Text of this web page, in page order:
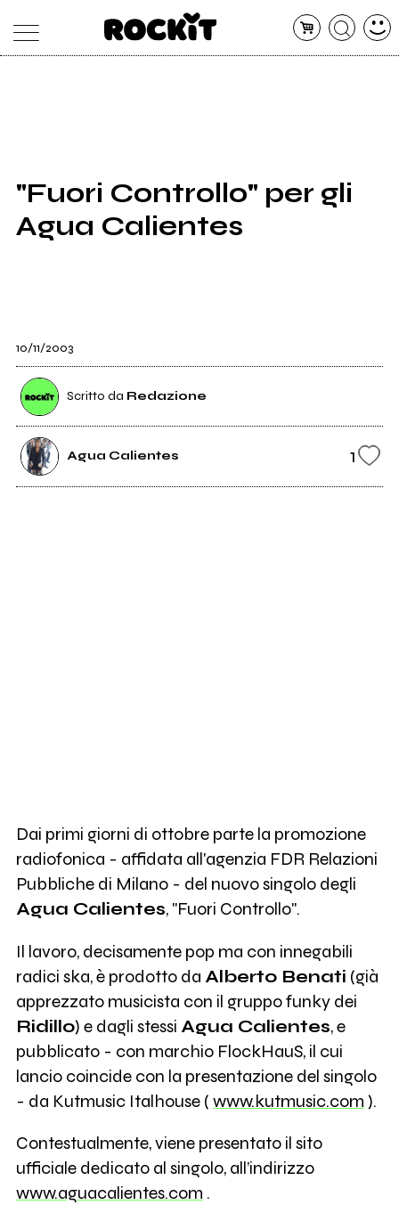
SHOP
RADIO
"Fuori Controllo" per gli
Agua Calientes
10/11/2003
Scritto da Redazione
Agua Calientes 1
Dai primi giorni di ottobre parte la promozione
radiofonica - affidata all'agenzia FDR Relazioni
Pubbliche di Milano - del nuovo singolo degli
Agua Calientes, "Fuori Controllo".
Il lavoro, decisamente pop ma con innegabili
radici ska, è prodotto da Alberto Benati (già
apprezzato musicista con il gruppo funky dei
Ridillo) e dagli stessi Agua Calientes, e
pubblicato - con marchio FlockHauS, il cui
lancio coincide con la presentazione del singolo
- da Kutmusic Italhouse ( www.kutmusic.com ).
Contestualmente, viene presentato il sito
ufficiale dedicato al singolo, all’indirizzo
www.aguacalientes.com .